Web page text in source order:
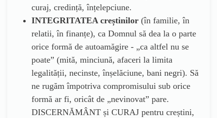
curaj, credință, înțelepciune.
INTEGRITATEA creștinilor (în familie, în
relatii, în finanțe), ca Domnul să dea la o parte
orice formă de autoamăgire - „ca altfel nu se
poate” (mită, minciună, afaceri la limita
legalității, necinste, înșelăciune, bani negri). Să
ne rugăm împotriva compromisului sub orice
formă ar fi, oricât de „nevinovat” pare.
DISCERNĂMÂNT și CURAJ pentru creștini,